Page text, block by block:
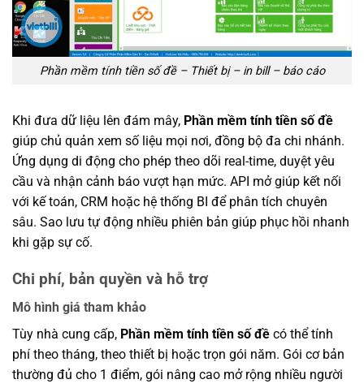
Phần mềm tính tiền số đề – Thiết bị – in bill – báo cáo
Khi đưa dữ liệu lên đám mây, Phần mềm tính tiền số đề
giúp chủ quản xem số liệu mọi nơi, đồng bộ đa chi nhánh.
Ứng dụng di động cho phép theo dõi real-time, duyệt yêu
cầu và nhận cảnh báo vượt hạn mức. API mở giúp kết nối
với kế toán, CRM hoặc hệ thống BI để phân tích chuyên
sâu. Sao lưu tự động nhiều phiên bản giúp phục hồi nhanh
khi gặp sự cố.
Chi phí, bản quyền và hỗ trợ
Mô hình giá tham khảo
Tùy nhà cung cấp, Phần mềm tính tiền số đề có thể tính
phí theo tháng, theo thiết bị hoặc trọn gói năm. Gói cơ bản
thường đủ cho 1 điểm, gói nâng cao mở rộng nhiều người